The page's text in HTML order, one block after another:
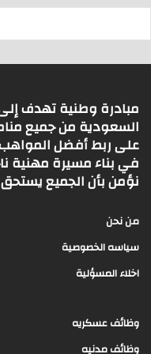
مبادرة وطنية تهدف
السعودية من جميع
على ربط أفضل
في بناء مسيرة مهنية
نؤمن بأن الجميع
من نحن
سياسه الخصوصية
اخلاء المسؤلية
وظائف عسكريه
وظائف مدنيه